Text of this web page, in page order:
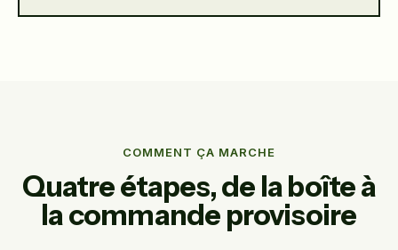
COMMENT ÇA MARCHE
Quatre étapes, de la boîte à
la commande provisoire